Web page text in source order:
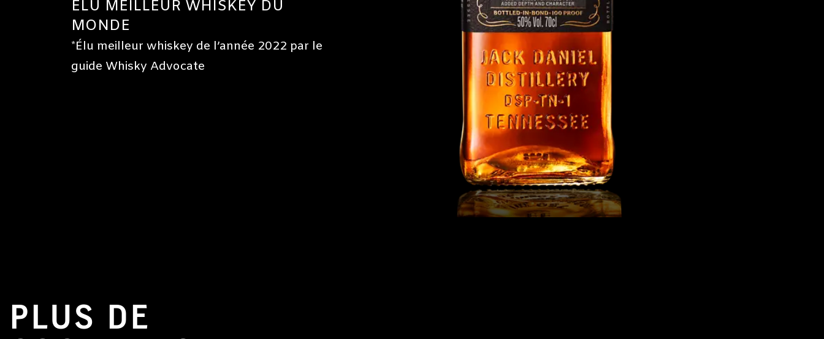
ÉLU MEILLEUR WHISKEY DU
MONDE
*Élu meilleur whiskey de l’année 2022 par le
guide Whisky Advocate
PLUS DE